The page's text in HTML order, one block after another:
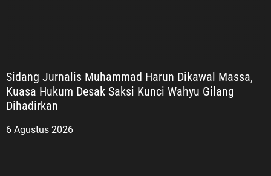
Sidang Jurnalis Muhammad Harun Dikawal Massa,
Kuasa Hukum Desak Saksi Kunci Wahyu Gilang
Dihadirkan
6 Agustus 2026